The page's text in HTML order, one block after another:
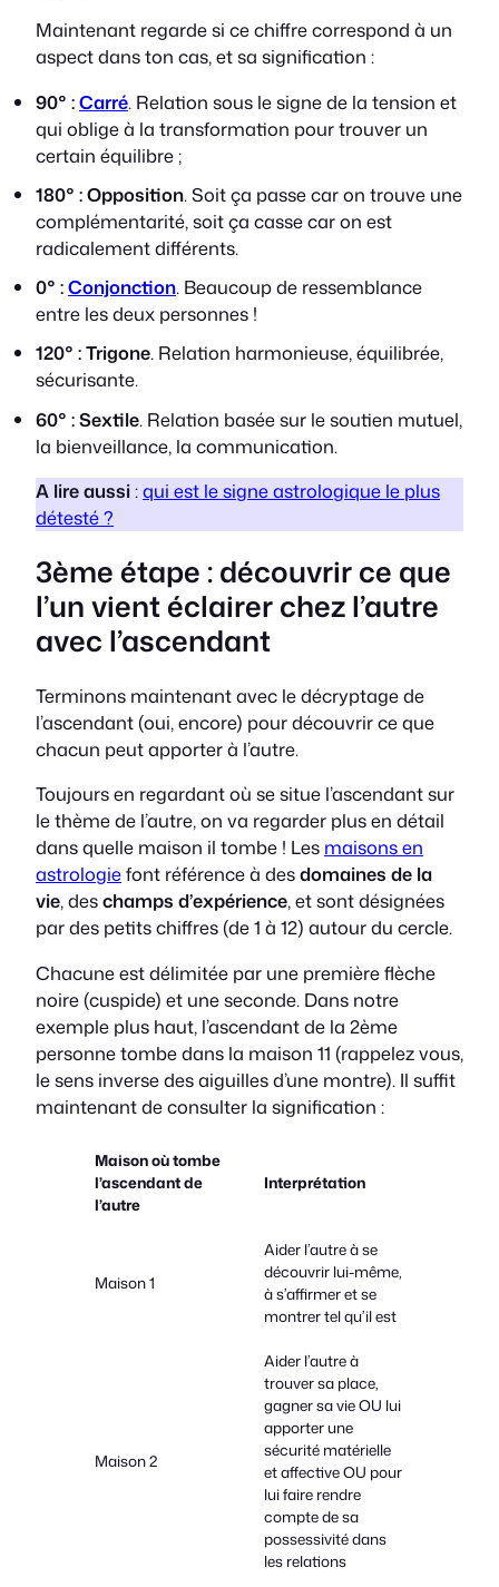
Maintenant regarde si ce chiffre correspond à un
aspect dans ton cas, et sa signification :
90° :Carré. Relation sous le signe de la tension et
qui oblige à la transformation pour trouver un
certain équilibre ;
180° : Opposition. Soit ça passe car on trouve une
complémentarité, soit ça casse car on est
radicalement différents.
0° :Conjonction. Beaucoup de ressemblance
entre les deux personnes !
120° : Trigone. Relation harmonieuse, équilibrée,
sécurisante.
60° : Sextile. Relation basée sur le soutien mutuel,
la bienveillance, la communication.
A lire aussi:qui est le signe astrologique le plus
détesté ?
3ème étape : découvrir ce que
l’un vient éclairer chez l’autre
avec l’ascendant
Terminons maintenant avec le décryptage de
l’ascendant (oui, encore) pour découvrir ce que
chacun peut apporter à l’autre.
Toujours en regardant où se situe l’ascendant sur
le thème de l’autre, on va regarder plus en détail
dans quelle maison il tombe ! Les maisons en
astrologiefont référence à desdomaines de la
vie, deschamps d’expérience, et sont désignées
par des petits chiffres (de 1 à 12) autour du cercle.
Chacune est délimitée par une première flèche
noire (cuspide) et une seconde. Dans notre
exemple plus haut, l’ascendant de la 2ème
personne tombe dans la maison 11 (rappelez vous,
le sens inverse des aiguilles d’une montre). Il suffit
maintenant de consulter la signification :
Maison où tombe
l’ascendant de
l’autre
Interprétation
Maison 1
Aider l’autre à se
découvrir lui-même,
à s’affirmer et se
montrer tel qu’il est
Maison 2
Aider l’autre à
trouver sa place,
gagner sa vie OU lui
apporter une
sécurité matérielle
et affective OU pour
lui faire rendre
compte de sa
possessivité dans
les relations